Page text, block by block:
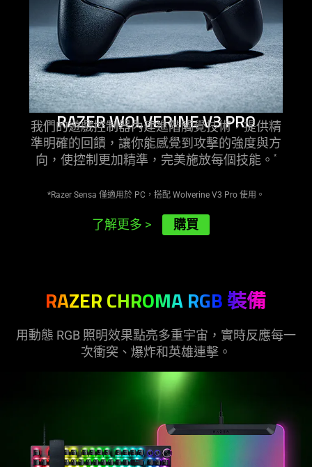
RAZER WOLVERINE V3 PRO
我們的遊戲控制器內建進階觸覺技術，提供精
準明確的回饋，讓你能感覺到攻擊的強度與方
向，使控制更加精準，完美施放每個技能。 *
*Razer Sensa 僅適用於 PC，搭配 Wolverine V3 Pro 使用 。
了解更多 > 購買
RAZER CHROMA RGB裝備
用動態 RGB 照明效果點亮多重宇宙，實時反應每一
次衝突、爆炸和英雄連擊。